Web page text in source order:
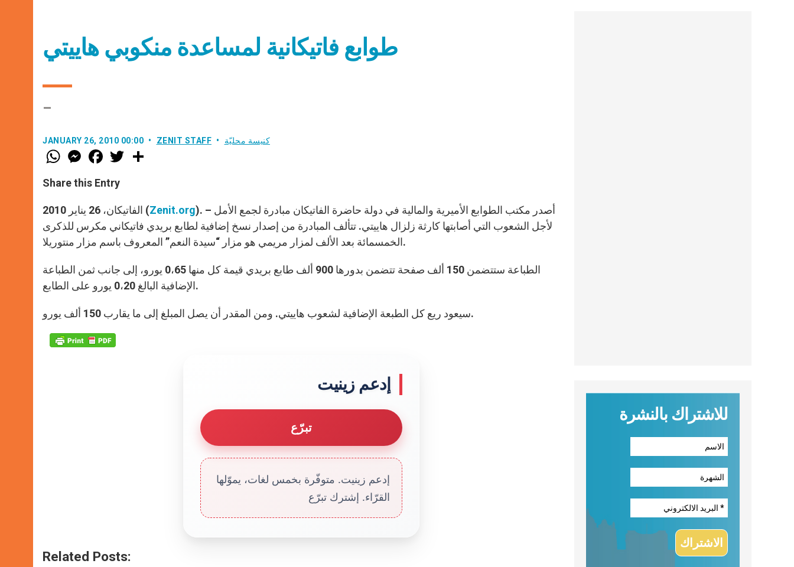
طوابع فاتيكانية لمساعدة منكوبي هاييتي
–
JANUARY 26, 2010 00:00 ZENIT STAFF كنيسة محليّة
W
h
t
s
p
p
M
e
s
e
g
e
r
F
a
e
b
o
k
w
r
Share this Entry
الفاتيكان، 26 يناير 2010 (Zenit.org). – أصدر مكتب الطوابع الأميرية والمالية في دولة حاضرة الفاتيكان مبادرة لجمع الأمل
لأجل الشعوب التي أصابتها كارثة زلزال هاييتي. تتألف المبادرة من إصدار نسخ إضافية لطابع بريدي فاتيكاني مكرس للذكرى
الخمسمائة بعد الألف لمزار مريمي هو مزار “سيدة النعم” المعروف باسم مزار منتوريلا.
الطباعة ستتضمن 150 ألف صفحة تتضمن بدورها 900 ألف طابع بريدي قيمة كل منها 0،65 يورو، إلى جانب ثمن الطباعة
الإضافية البالغ 0،20 يورو على الطابع.
سيعود ريع كل الطبعة الإضافية لشعوب هاييتي. ومن المقدر أن يصل المبلغ إلى ما يقارب 150 ألف يورو.
إدعم زينيت
تبرّع
إدعم زينيت. متوفّرة بخمس لغات، يموّلها
القرّاء. إشترك تبرّع
Related Posts:
للاشتراك بالنشرة